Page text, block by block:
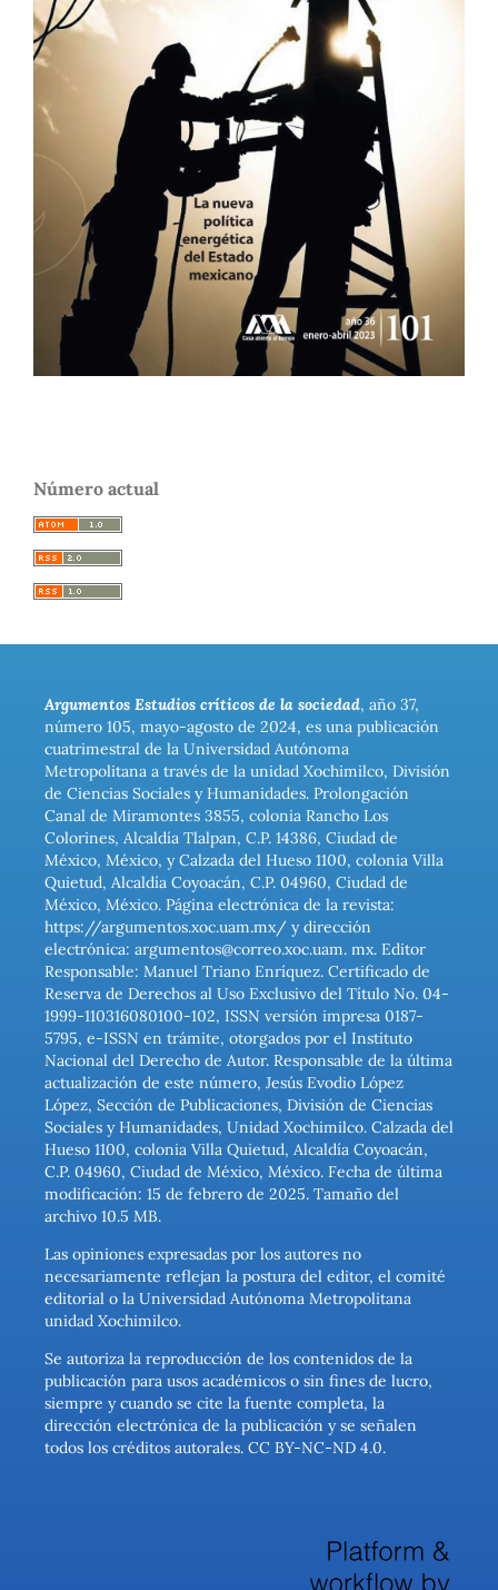
Número actual
Argumentos Estudios críticos de la sociedad, año 37,
número 105, mayo-agosto de 2024, es una publicación
cuatrimestral de la Universidad Autónoma
Metropolitana a través de la unidad Xochimilco, División
de Ciencias Sociales y Humanidades. Prolongación
Canal de Miramontes 3855, colonia Rancho Los
Colorines, Alcaldía Tlalpan, C.P. 14386, Ciudad de
México, México, y Calzada del Hueso 1100, colonia Villa
Quietud, Alcaldía Coyoacán, C.P. 04960, Ciudad de
México, México. Página electrónica de la revista:
https://argumentos.xoc.uam.mx/ y dirección
electrónica: argumentos@correo.xoc.uam. mx. Editor
Responsable: Manuel Triano Enríquez. Certificado de
Reserva de Derechos al Uso Exclusivo del Título No. 04-
1999-110316080100-102, ISSN versión impresa 0187-
5795, e-ISSN en trámite, otorgados por el Instituto
Nacional del Derecho de Autor. Responsable de la última
actualización de este número, Jesús Evodio López
López, Sección de Publicaciones, División de Ciencias
Sociales y Humanidades, Unidad Xochimilco. Calzada del
Hueso 1100, colonia Villa Quietud, Alcaldía Coyoacán,
C.P. 04960, Ciudad de México, México. Fecha de última
modificación: 15 de febrero de 2025. Tamaño del
archivo 10.5 MB.
Las opiniones expresadas por los autores no
necesariamente reflejan la postura del editor, el comité
editorial o la Universidad Autónoma Metropolitana
unidad Xochimilco.
Se autoriza la reproducción de los contenidos de la
publicación para usos académicos o sin fines de lucro,
siempre y cuando se cite la fuente completa, la
dirección electrónica de la publicación y se señalen
todos los créditos autorales. CC BY-NC-ND 4.0.